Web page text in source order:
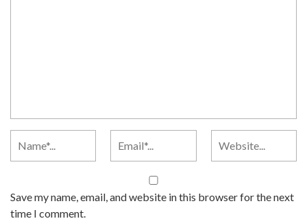
Save my name, email, and website in this browser for the next
time I comment.